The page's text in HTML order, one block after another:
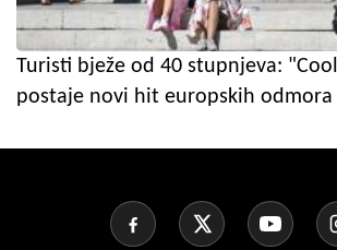
Turisti bježe od 40 stupnjeva:
postaje novi hit europskih odmora